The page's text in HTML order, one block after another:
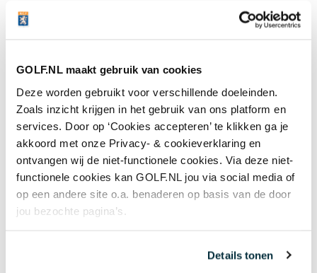
GOLF.NL maakt gebruik van cookies
Deze worden gebruikt voor verschillende doeleinden.
Zoals inzicht krijgen in het gebruik van ons platform en
services. Door op ‘Cookies accepteren’ te klikken ga je
akkoord met onze Privacy- & cookieverklaring en
ontvangen wij de niet-functionele cookies. Via deze niet-
functionele cookies kan GOLF.NL jou via social media of
op een andere site o.a. benaderen op basis van de door
jou bezochte pagina’s.
Details tonen
Golfsport
Handicapsysteem
Regels
Meest gelezen